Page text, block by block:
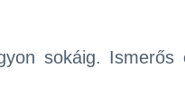
sokáig. Ismerős